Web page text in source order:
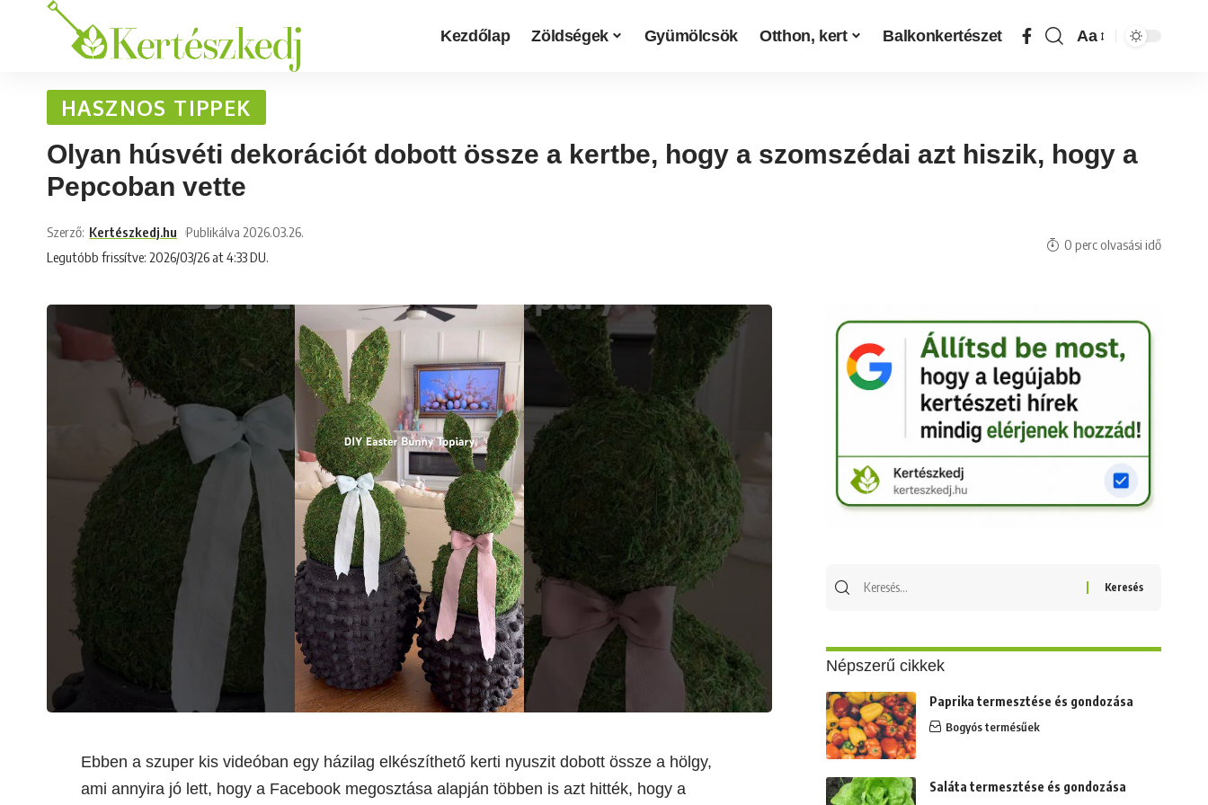
Kezdőlap Zöldségek Gyümölcsök Otthon, kert Balkonkertészet Aa
HASZNOS TIPPEK
Olyan húsvéti dekorációt dobott össze a kertbe, hogy a szomszédai azt hiszik, hogy a
Pepcoban vette
Legutóbb frissítve: 2026/03/26 at 4:33 DU.
Szerző: Kertészkedj.hu Publikálva 2026.03.26.
0 perc olvasási idő
Ebben a szuper kis videóban egy házilag elkészíthető kerti nyuszit dobott össze a hölgy,
ami annyira jó lett, hogy a Facebook megosztása alapján többen is azt hitték, hogy a
Népszerű cikkek
Paprika termesztése és gondozása
Bogyós termésűek
Saláta termesztése és gondozása